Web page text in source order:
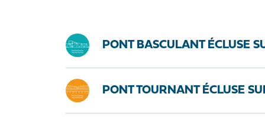
PONT BASCULANT ÉCLUSE
PONT TOURNANT ÉCLUSE